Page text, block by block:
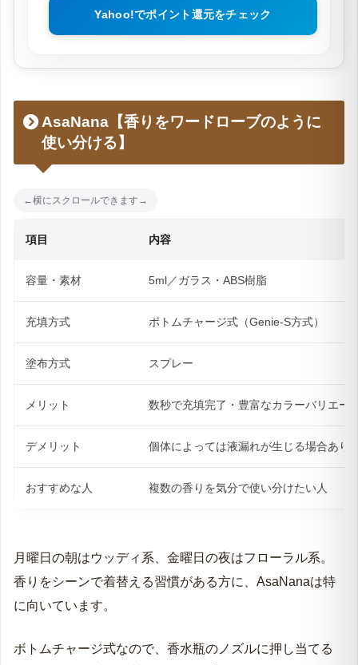
Yahoo!でポイント還元をチェック
AsaNana【香りをワードローブのように
使い分ける】
項目 内容
容量・素材 5ml／ガラス・ABS樹脂
充填方式 ボトムチャージ式（Genie-S方式）
塗布方式 スプレー
メリット 数秒で充填完了・豊富なカラーバリエー
デメリット 個体によっては液漏れが生じる場合あり
おすすめな人 複数の香りを気分で使い分けたい人
月曜日の朝はウッディ系、金曜日の夜はフローラル系。
香りをシーンで着替える習慣がある方に、AsaNanaは特
に向いています。
ボトムチャージ式なので、香水瓶のノズルに押し当てる